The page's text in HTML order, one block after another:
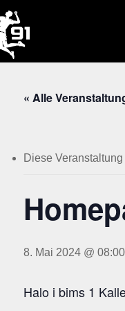
« Alle
Diese
8. Mai 2024 @ 08:00
Halo i bims 1